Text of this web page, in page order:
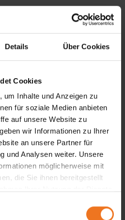
Details Über Cookies
Cookies
um Inhalte und Anzeigen zu
für soziale Medien anbieten
auf unsere Website zu
wir Informationen zu Ihrer
an unsere Partner für
und Analysen weiter. Unsere
möglicherweise mit
die Sie ihnen bereitgestellt
auf Grundlage des
gemäß Art. 6 Abs. 1 lit. f
hCaptcha, einem
Cookies und
um zu
auf dieser Webseite
automatisierte
Dabei werden
IP-Adresse sowie
an Server
übertragen und dort
dient dem Schutz vor